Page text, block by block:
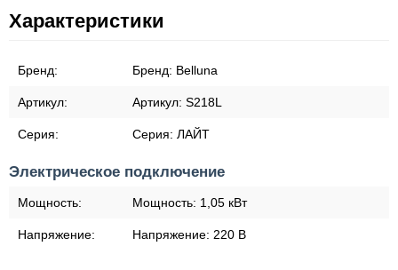
Характеристики
Бренд: Бренд: Belluna
Артикул: Артикул: S218L
Серия: Серия: ЛАЙТ
Электрическое подключение
Мощность: Мощность: 1,05 кВт
Напряжение: Напряжение: 220 В